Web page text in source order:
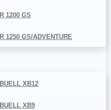
R 1200 GS
R 1250 GS/ADVENTURE
BUELL XB12
BUELL XB9